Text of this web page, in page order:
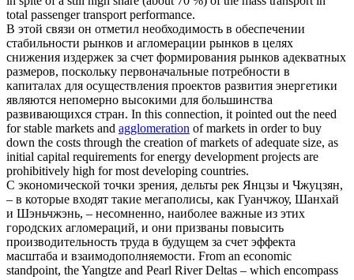
total passenger transport performance.
В этой связи он отметил необходимость в обеспечении
стабильности рынков и агломерации рынков в целях
снижения издержек за счет формирования рынков адекватных
размеров, поскольку первоначальные потребности в
капиталах для осуществления проектов развития энергетики
являются непомерно высокими для большинства
развивающихся стран. In this connection, it pointed out the need
for stable markets and agglomeration of markets in order to buy
down the costs through the creation of markets of adequate size, as
initial capital requirements for energy development projects are
prohibitively high for most developing countries.
С экономической точки зрения, дельты рек Янцзы и Чжуцзян,
– в которые входят такие мегаполисы, как Гуанчжоу, Шанхай
и Шэньчжэнь, – несомненно, наиболее важные из этих
городских агломераций, и они призваны повысить
производительность труда в будущем за счет эффекта
масштаба и взаимодополняемости. From an economic
standpoint, the Yangtze and Pearl River Deltas – which encompass